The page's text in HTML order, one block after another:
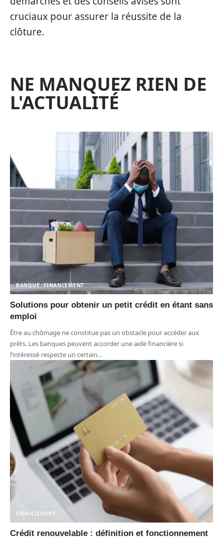
cruciaux pour assurer la réussite de la
clôture.
NE MANQUEZ RIEN DE
L'ACTUALITÉ
BANQUE FINANCEMENT
Solutions pour obtenir un petit crédit en étant sans
emploi
Être au chômage ne constitue pas un obstacle pour accéder aux
prêts. Les banques peuvent accorder une aide financière si
l’intéressé respecte un certain…
FINANCEMENT
Crédit renouvelable : définition et fonctionnement